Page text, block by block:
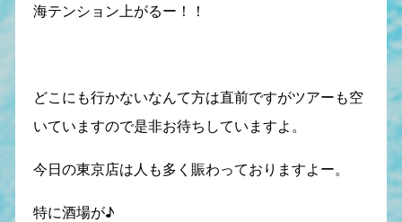
海テンション上がるー！！
どこにも行かないなんて方は直前ですがツアーも空
いていますので是非お待ちしていますよ。
今日の東京店は人も多く賑わっておりますよー。
特に酒場が♪